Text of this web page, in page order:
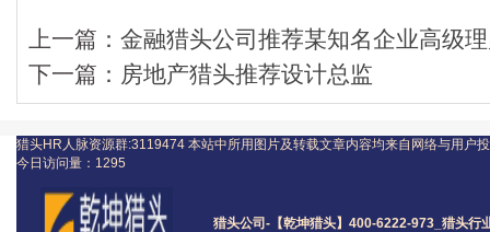
上一篇： 金融猎头公司推荐某知名企业高级
下一篇： 房地产猎头推荐设计总监
猎头公司 -【乾坤猎头】400-6222-973_ 猎头行
猎头HR人脉资源群:3119474 本站中所用图片及转载文章内容均来自网络与用户
今日访问量： 1295